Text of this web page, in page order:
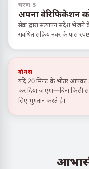
चरण 5
अपना वेरिफिकेशन
सेवा द्वारा सत्यापन संदेश
संबंधित सक्रिय नंबर के पास
बोनस
यदि 20 मिनट के भीतर आपका
कर दिया जाएगा—बिना
लिए भुगतान करते हैं।